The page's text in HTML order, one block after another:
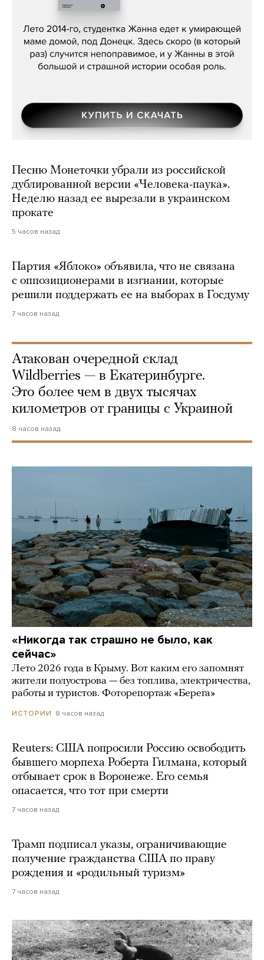
Сергей Лебедев, «Белая дама»
Песню Монеточки убрали из российской
дублированной версии «Человека-паука».
Неделю назад ее вырезали в украинском
прокате
5 часов назад
Партия «Яблоко» объявила, что не связана
с оппозиционерами в изгнании, которые
решили поддержать ее на выборах в Госдуму
7 часов назад
Атакован очередной склад
Wildberries — в Екатеринбурге.
Это более чем в двух тысячах
километров от границы с Украиной
8 часов назад
«Никогда так страшно не было, как
сейчас»
Лето 2026 года в Крыму. Вот каким его запомнят
жители полуострова — без топлива, электричества,
работы и туристов. Фоторепортаж «Берега»
ИСТОРИИ 8 часов назад
Reuters: США попросили Россию освободить
бывшего морпеха Роберта Гилмана, который
отбывает срок в Воронеже. Его семья
опасается, что тот при смерти
7 часов назад
Трамп подписал указы, ограничивающие
получение гражданства США по праву
рождения и «родильный туризм»
7 часов назад